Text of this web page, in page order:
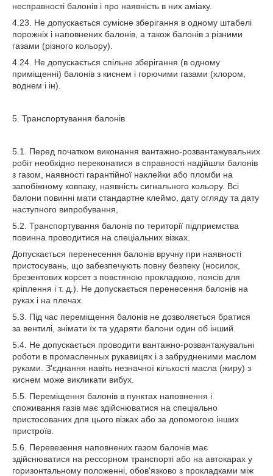
несправності балонів і про наявність в них аміаку.
4.23. Не допускається сумісне зберігання в одному штабелі
порожніх і наповнених балонів, а також балонів з різними
газами (різного кольору).
4.24. Не допускається спільне зберігання (в одному
приміщенні) балонів з киснем і горючими газами (хлором,
воднем і ін).
5. Транспортування балонів
5.1. Перед початком виконання вантажно-розвантажувальних
робіт необхідно переконатися в справності надійшли балонів
з газом, наявності гарантійної наклейки або пломби на
запобіжному ковпаку, наявність сигнального кольору. Всі
балони повинні мати стандартне клеймо, дату огляду та дату
наступного випробування,
5.2. Транспортування балонів по території підприємства
повинна проводитися на спеціальних візках.
Допускається перенесення балонів вручну при наявності
пристосувань, що забезпечують повну безпеку (носилок,
брезентових корсет з повстяною прокладкою, поясів для
кріплення і т. д.). Не допускається перенесення балонів на
руках і на плечах.
5.3. Під час переміщення балонів не дозволяється братися
за вентилі, знімати їх та ударяти балони один об інший.
5.4. Не допускається проводити вантажно-розвантажувальні
роботи в промасленных рукавицях і з забрудненими маслом
руками. З'єднання навіть незначної кількості масла (жиру) з
киснем може викликати вибух.
5.5. Переміщення балонів в пунктах наповнення і
споживання газів має здійснюватися на спеціально
пристосованих для цього візках або за допомогою інших
пристроїв.
5.6. Перевезення наповнених газом балонів має
здійснюватися на рессорном транспорті або на автокарах у
горизонтальному положенні, обов'язково з прокладками між